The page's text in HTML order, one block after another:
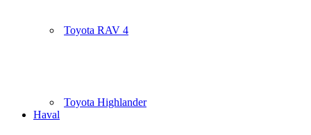
Toyota RAV 4
Toyota Highlander
Haval